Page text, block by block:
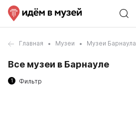
Главная Музеи Музеи Барнаула
Все музеи в Барнауле
1 Фильтр